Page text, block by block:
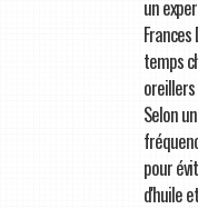
un
temps
Selon
pour
d'huile